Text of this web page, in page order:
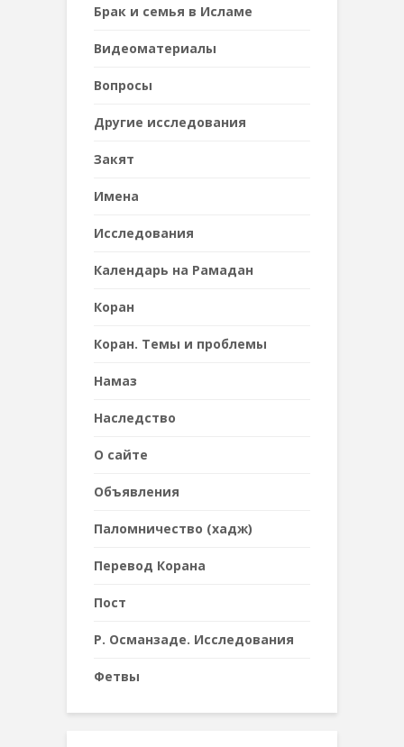
Брак и семья в Исламе
Видеоматериалы
Вопросы
Другие исследования
Закят
Имена
Исследования
Календарь на Рамадан
Коран
Коран. Темы и проблемы
Намаз
Наследствo
О сайте
Объявления
Паломничество (хадж)
Перевод Корана
Пост
Р. Османзаде. Исследования
Фетвы